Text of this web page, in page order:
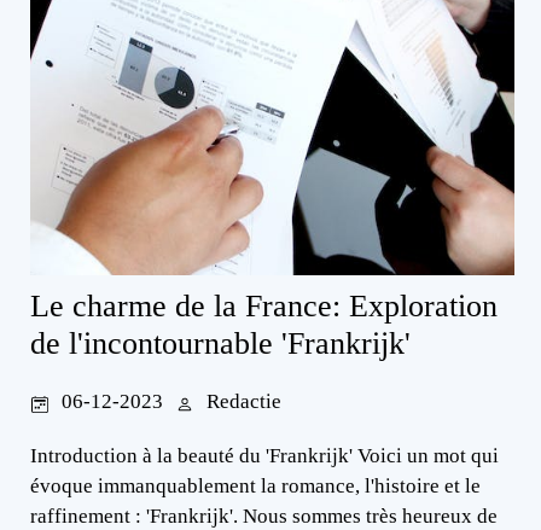
Le charme de la France: Exploration
de l'incontournable 'Frankrijk'
06-12-2023 Redactie
Introduction à la beauté du 'Frankrijk' Voici un mot qui
évoque immanquablement la romance, l'histoire et le
raffinement : 'Frankrijk'. Nous sommes très heureux de